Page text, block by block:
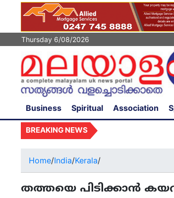
Thursday 6/08/2026
Business Spiritual Association
BREAKING NEWS
Home/India/Kerala/
തത്തയെ പിടിക്കാന്‍